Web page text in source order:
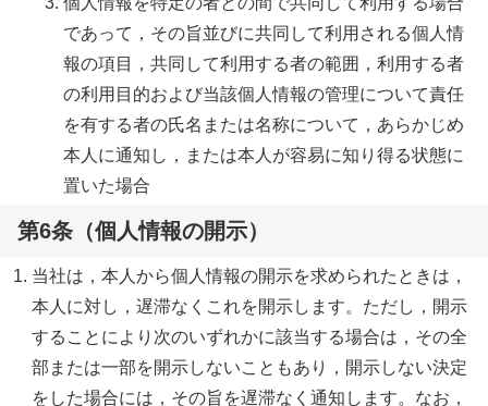
であって，その旨並びに共同して利用される個人情
報の項目，共同して利用する者の範囲，利用する者
の利用目的および当該個人情報の管理について責任
を有する者の氏名または名称について，あらかじめ
本人に通知し，または本人が容易に知り得る状態に
置いた場合
第6条（個人情報の開示）
当社は，本人から個人情報の開示を求められたときは，
本人に対し，遅滞なくこれを開示します。ただし，開示
することにより次のいずれかに該当する場合は，その全
部または一部を開示しないこともあり，開示しない決定
をした場合には，その旨を遅滞なく通知します。なお，